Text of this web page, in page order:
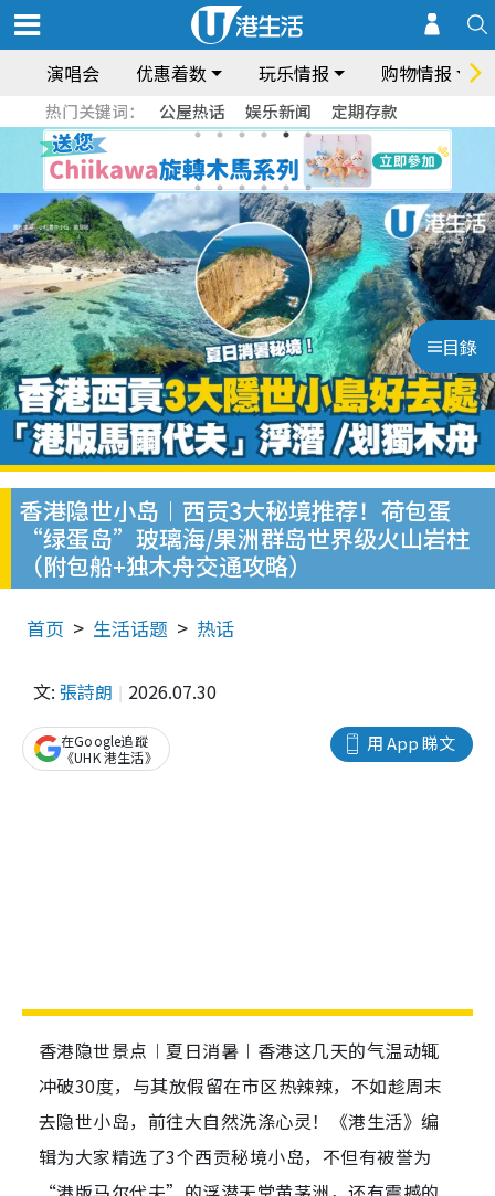
演唱会 优惠着数 玩乐情报 购物情报
热门关键词： 公屋热话 娱乐新闻 定期存款
目錄
香港隐世小岛︱西贡3大秘境推荐！荷包蛋
“绿蛋岛”玻璃海/果洲群岛世界级火山岩柱
（附包船+独木舟交通攻略）
首页 生活话题 热话
文: 張詩朗 2026.07.30
用 App 睇文
在Google追蹤
《UHK 港生活》
香港隐世景点︱夏日消暑︱香港这几天的气温动辄
冲破30度，与其放假留在市区热辣辣，不如趁周末
去隐世小岛，前往大自然洗涤心灵！《港生活》编
辑为大家精选了3个西贡秘境小岛，不但有被誉为